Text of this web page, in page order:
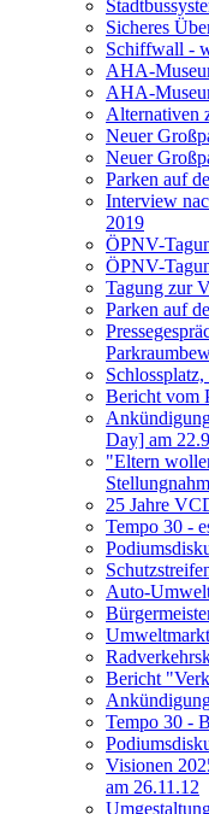
Sicheres
Schiffwall -
AHA-
AHA-
Alternativen
Neuer
Neuer
Parken auf
Interview
2019
ÖPNV-
ÖPNV-
Tagung zur
Parken auf
Bericht vom
Day] am
"Eltern
25 Jahre
Tempo 30 -
Auto-
Bericht
Tempo 30 -
Visionen
am 26.11.12